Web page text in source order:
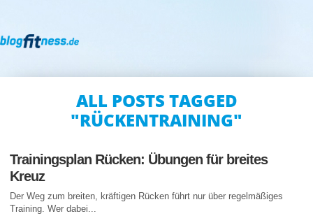
ALL POSTS TAGGED
"RÜCKENTRAINING"
Trainingsplan Rücken: Übungen für breites
Kreuz
Der Weg zum breiten, kräftigen Rücken führt nur über regelmäßiges
Training. Wer dabei...